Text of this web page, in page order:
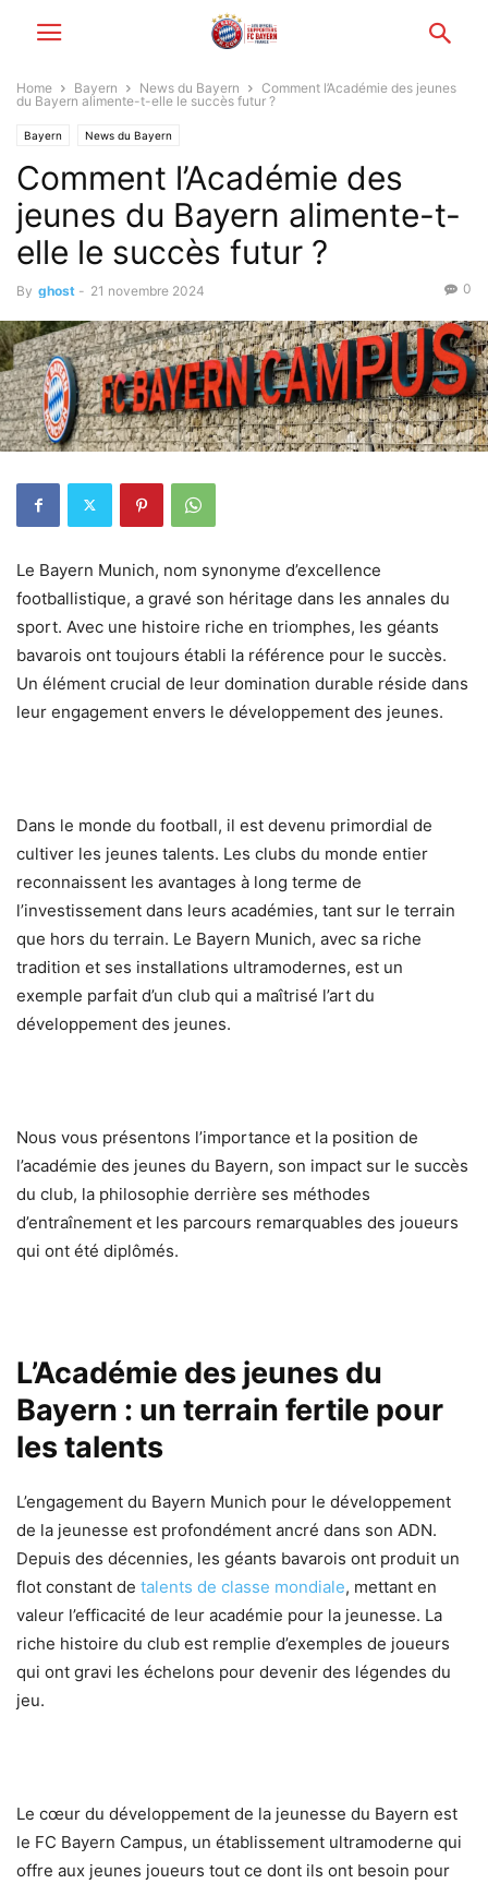
Home Bayern News du Bayern
Comment l’Académie des jeunes
du Bayern alimente-t-elle le succès futur ?
Bayern News du Bayern
Comment l’Académie des
jeunes du Bayern alimente-t-
elle le succès futur ?
By ghost - 21 novembre 2024 0
Le Bayern Munich, nom synonyme d’excellence
footballistique, a gravé son héritage dans les annales du
sport. Avec une histoire riche en triomphes, les géants
bavarois ont toujours établi la référence pour le succès.
Un élément crucial de leur domination durable réside dans
leur engagement envers le développement des jeunes.
Dans le monde du football, il est devenu primordial de
cultiver les jeunes talents. Les clubs du monde entier
reconnaissent les avantages à long terme de
l’investissement dans leurs académies, tant sur le terrain
que hors du terrain. Le Bayern Munich, avec sa riche
tradition et ses installations ultramodernes, est un
exemple parfait d’un club qui a maîtrisé l’art du
développement des jeunes.
Nous vous présentons l’importance et la position de
l’académie des jeunes du Bayern, son impact sur le succès
du club, la philosophie derrière ses méthodes
d’entraînement et les parcours remarquables des joueurs
qui ont été diplômés.
L’Académie des jeunes du
Bayern : un terrain fertile pour
les talents
L’engagement du Bayern Munich pour le développement
de la jeunesse est profondément ancré dans son ADN.
Depuis des décennies, les géants bavarois ont produit un
flot constant de talents de classe mondiale, mettant en
valeur l’efficacité de leur académie pour la jeunesse. La
riche histoire du club est remplie d’exemples de joueurs
qui ont gravi les échelons pour devenir des légendes du
jeu.
Le cœur du développement de la jeunesse du Bayern est
le FC Bayern Campus, un établissement ultramoderne qui
offre aux jeunes joueurs tout ce dont ils ont besoin pour